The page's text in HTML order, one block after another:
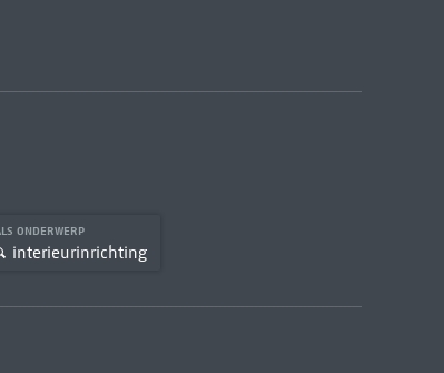
ONDERWERP
interieurinrichting